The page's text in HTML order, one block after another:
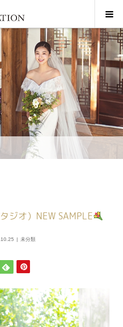
ジオ）NEW SAMPLE
未分類